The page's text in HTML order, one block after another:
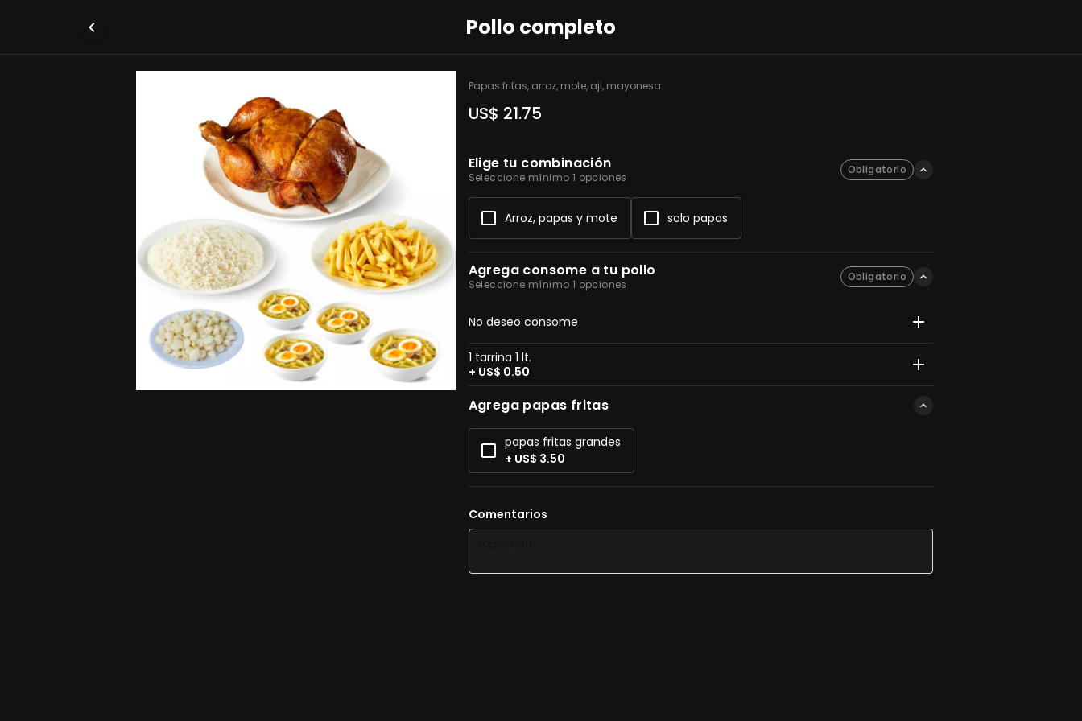
Pollo completo
Papas fritas, arroz, mote, aji, mayonesa.
US$ 21.75
Elige tu combinación
Seleccione mínimo 1 opciones
Obligatorio
Arroz, papas y mote solo papas
Agrega consome a tu pollo
Seleccione mínimo 1 opciones
Obligatorio
No deseo consome
1 tarrina 1 lt.
+ US$ 0.50
Agrega papas fritas
papas fritas grandes
+ US$ 3.50
Comentarios